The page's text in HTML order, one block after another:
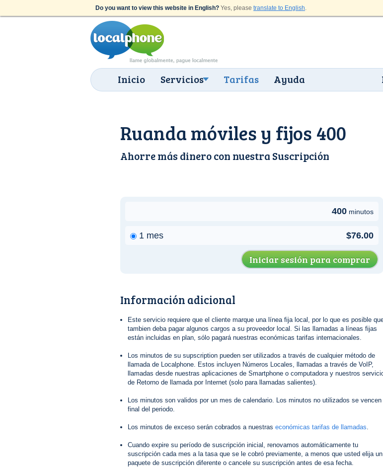
Do you want to view this website in English? Yes, please translate to English.
Inicio Servicios Tarifas Ayuda
Ruanda móviles y fijos 400
Ahorre más dinero con nuestra Suscripción
400 minutos
1 mes $76.00
Iniciar sesión para comprar
Información adicional
Este servicio requiere que el cliente marque una línea fija local, por lo que es posible
tambien deba pagar algunos cargos a su proveedor local. Si las llamadas a líneas fijas
están incluidas en plan, sólo pagará nuestras económicas tarifas internacionales.
Los minutos de su supscription pueden ser utilizados a través de cualquier método de
llamada de Localphone. Estos incluyen Números Locales, llamadas a través de VoIP,
llamadas desde nuestras aplicaciones de Smartphone o computadora y nuestros
de Retorno de llamada por Internet (solo para llamadas salientes).
Los minutos son validos por un mes de calendario. Los minutos no utilizados se vencen
final del periodo.
Los minutos de exceso serán cobrados a nuestras económicas tarifas de llamadas.
Cuando expire su período de suscripción inicial, renovamos automáticamente tu
suscripción cada mes a la tasa que se le cobró previamente, a menos que usted elija un
paquete de suscripción diferente o cancele su suscripción antes de esa fecha.